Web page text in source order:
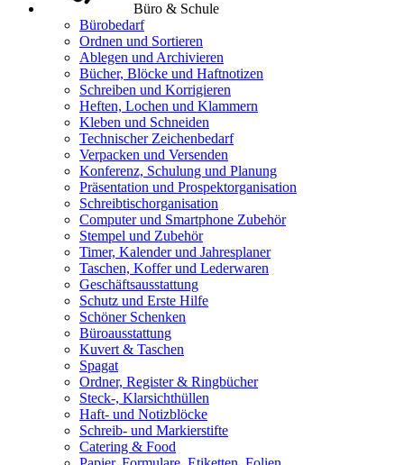
Büro & Schule
Bürobedarf
Ordnen und Sortieren
Ablegen und Archivieren
Bücher, Blöcke und Haftnotizen
Schreiben und Korrigieren
Heften, Lochen und Klammern
Kleben und Schneiden
Technischer Zeichenbedarf
Verpacken und Versenden
Konferenz, Schulung und Planung
Präsentation und Prospektorganisation
Schreibtischorganisation
Computer und Smartphone Zubehör
Stempel und Zubehör
Timer, Kalender und Jahresplaner
Taschen, Koffer und Lederwaren
Geschäftsausstattung
Schutz und Erste Hilfe
Schöner Schenken
Büroausstattung
Kuvert & Taschen
Spagat
Ordner, Register & Ringbücher
Steck-, Klarsichthüllen
Haft- und Notizblöcke
Schreib- und Markierstifte
Catering & Food